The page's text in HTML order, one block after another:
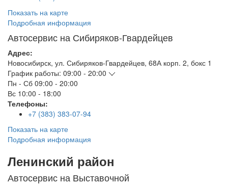
Показать на карте
Подробная информация
Автосервис на Сибиряков-Гвардейцев
Адрес:
Новосибирск, ул. Сибиряков-Гвардейцев, 68А корп. 2, бокс 1
График работы: 09:00 - 20:00
Пн - Сб 09:00 - 20:00
Вс 10:00 - 18:00
Телефоны:
+7 (383) 383-07-94
Показать на карте
Подробная информация
Ленинский район
Автосервис на Выставочной